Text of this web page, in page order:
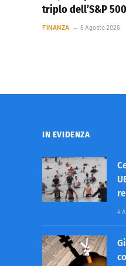
triplo dell’S&P 500
FINANZA 6 Agosto 2026
IN EVIDENZA
4